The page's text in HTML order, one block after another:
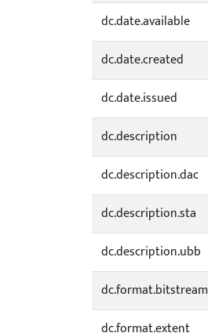
dc.date.available
dc.date.created
dc.date.issued
dc.description
dc.description.dac
dc.description.sta
dc.description.ubb
dc.format.bitstream
dc.format.extent